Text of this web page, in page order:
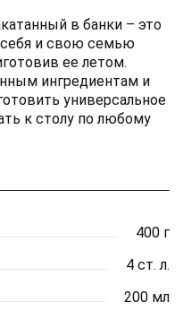
в банки – это
себя и свою семью
ее летом.
ингредиентам и
универсальное
к столу по любому
400 г
4 ст. л.
200 мл